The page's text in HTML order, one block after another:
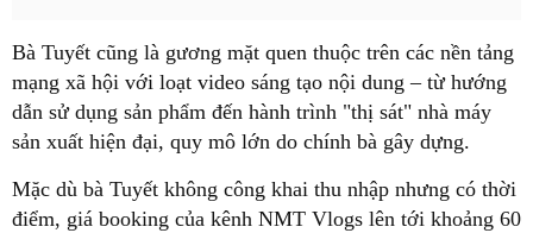
Bà Tuyết cũng là gương mặt quen thuộc trên các nền tảng
mạng xã hội với loạt video sáng tạo nội dung – từ hướng
dẫn sử dụng sản phẩm đến hành trình "thị sát" nhà máy
sản xuất hiện đại, quy mô lớn do chính bà gây dựng.
Mặc dù bà Tuyết không công khai thu nhập nhưng có thời
điểm, giá booking của kênh NMT Vlogs lên tới khoảng 60